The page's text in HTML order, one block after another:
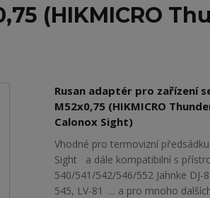
(HIKMICRO
Rusan adaptér pro zařízení
M52x0,75 (HIKMICRO
Calonox Sight)
Vhodné pro termovizní
Sight a dále kompatibilní s
540/541/542/546/552 Jahnke DJ-
545, LV-81 ... a pro mnoho